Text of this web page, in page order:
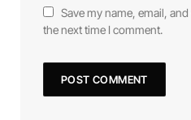
Save my name, email,
the next time I comment.